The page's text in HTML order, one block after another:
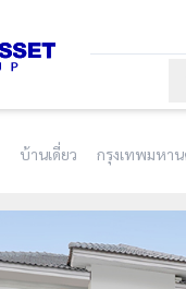
บ้านเดี่ยว กรุงเทพมหา